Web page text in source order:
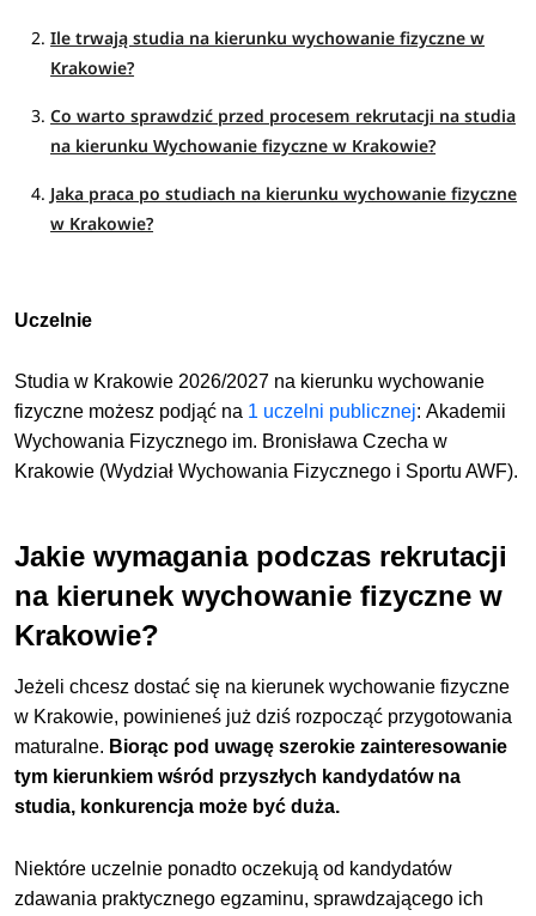
Ile trwają studia na kierunku wychowanie fizyczne w
Krakowie?
Co warto sprawdzić przed procesem rekrutacji na studia
na kierunku Wychowanie fizyczne w Krakowie?
Jaka praca po studiach na kierunku wychowanie fizyczne
w Krakowie?
Uczelnie
Studia w Krakowie 2026/2027 na kierunku wychowanie
fizyczne możesz podjąć na 1 uczelni publicznej:Akademii
Wychowania Fizycznego im. Bronisława Czecha w
Krakowie (Wydział Wychowania Fizycznego i Sportu AWF).
Jakie wymagania podczas rekrutacji
na kierunek wychowanie fizyczne w
Krakowie?
Jeżeli chcesz dostać się na kierunek wychowanie fizyczne
w Krakowie, powinieneś już dziś rozpocząć przygotowania
maturalne. Biorąc pod uwagę szerokie zainteresowanie
tym kierunkiem wśród przyszłych kandydatów na
studia, konkurencja może być duża.
Niektóre uczelnie ponadto oczekują od kandydatów
zdawania praktycznego egzaminu, sprawdzającego ich